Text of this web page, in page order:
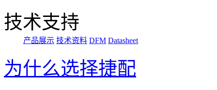
技术支持
产品展示 技术资料 DFM Datasheet
为什么选择捷配